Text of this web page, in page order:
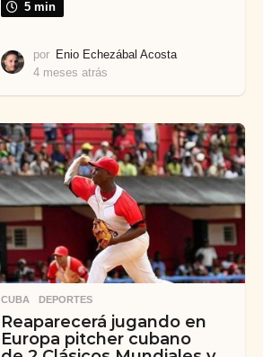
5 min
por Enio Echezábal Acosta
4 meses atrás
s
e
s
a
t
r
á
s
CUBA ,DEPORTES
Reaparecerá jugando en
Europa pitcher cubano